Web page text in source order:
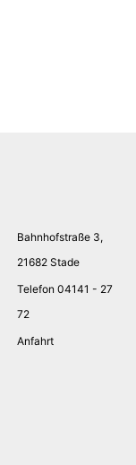
Bahnhofstraße 3,
21682 Stade
Telefon 04141 - 27
72
Anfahrt